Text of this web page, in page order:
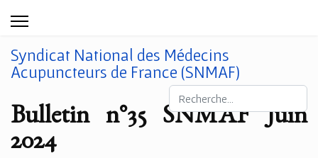
Syndicat National des Médecins
Acupuncteurs de France (SNMAF)
Rechercher
Bulletin n°35 SNMAF Juin
2024